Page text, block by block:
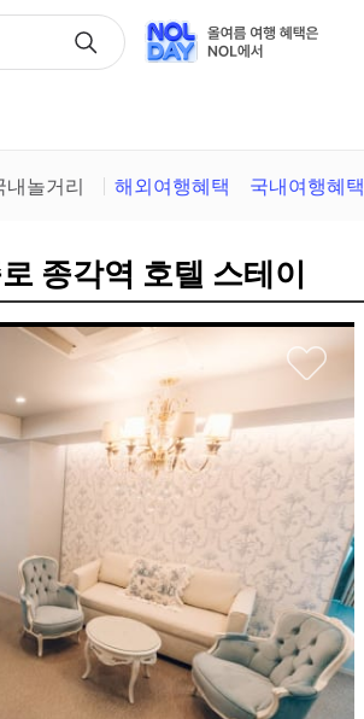
내놀거리 해외여행혜택 국내여행혜택
종각역 호텔 스테이